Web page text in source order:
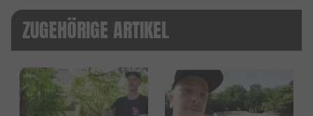
ZUGEHÖRIGE ARTIKEL